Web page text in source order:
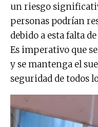
un riesgo
personas podrían
debido a esta falta
Es imperativo que
y se mantenga el
seguridad de todos